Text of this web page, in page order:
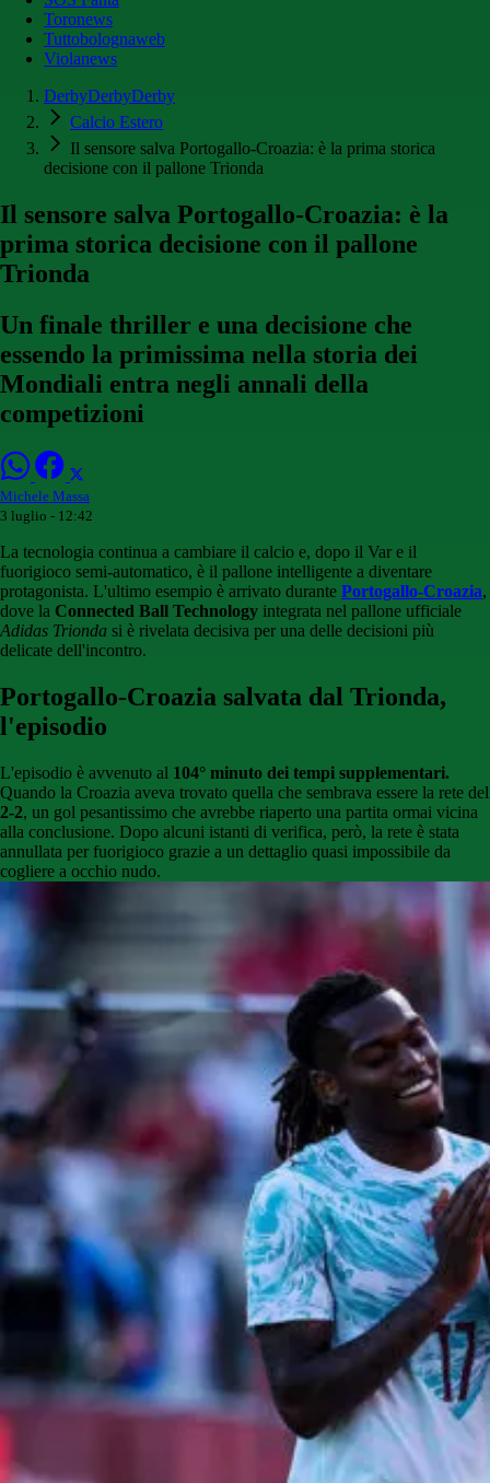
Toronews
Tuttobolognaweb
Violanews
DerbyDerbyDerby
Calcio Estero
Il sensore salva Portogallo-Croazia: è la prima storica
decisione con il pallone Trionda
Il sensore salva Portogallo-Croazia: è la
prima storica decisione con il pallone
Trionda
Un finale thriller e una decisione che
essendo la primissima nella storia dei
Mondiali entra negli annali della
competizioni
Michele Massa
3 luglio - 12:42
La tecnologia continua a cambiare il calcio e, dopo il Var e il
fuorigioco semi-automatico, è il pallone intelligente a diventare
protagonista. L'ultimo esempio è arrivato durante Portogallo-Croazia,
dove la Connected Ball Technology integrata nel pallone ufficiale
Adidas Trionda si è rivelata decisiva per una delle decisioni più
delicate dell'incontro.
Portogallo-Croazia salvata dal Trionda,
l'episodio
L'episodio è avvenuto al 104° minuto dei tempi supplementari.
Quando la Croazia aveva trovato quella che sembrava essere la rete del
2-2, un gol pesantissimo che avrebbe riaperto una partita ormai vicina
alla conclusione. Dopo alcuni istanti di verifica, però, la rete è stata
annullata per fuorigioco grazie a un dettaglio quasi impossibile da
cogliere a occhio nudo.